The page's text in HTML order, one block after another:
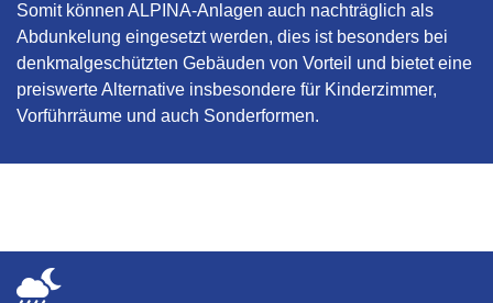
Somit können ALPINA-Anlagen auch nachträglich als
Abdunkelung eingesetzt werden, dies ist besonders bei
denkmalgeschützten Gebäuden von Vorteil und bietet eine
preiswerte Alternative insbesondere für Kinderzimmer,
Vorführräume und auch Sonderformen.